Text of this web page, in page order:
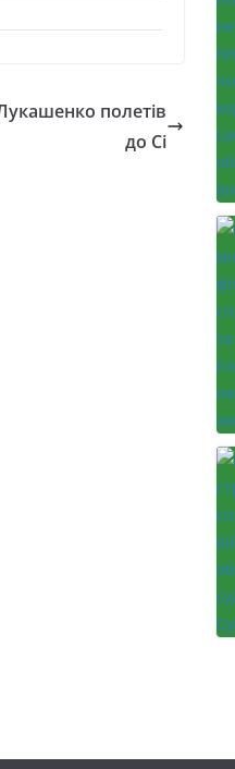
полетів
до Сі